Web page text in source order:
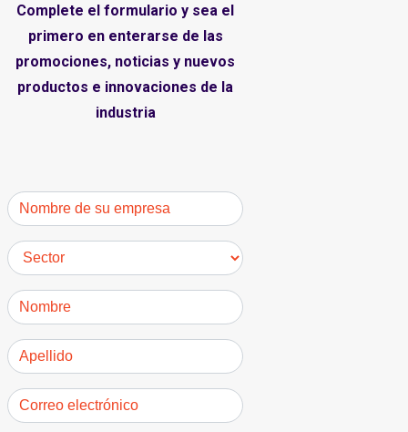
Complete el formulario y sea el
primero en enterarse de las
promociones, noticias y nuevos
productos e innovaciones de la
industria